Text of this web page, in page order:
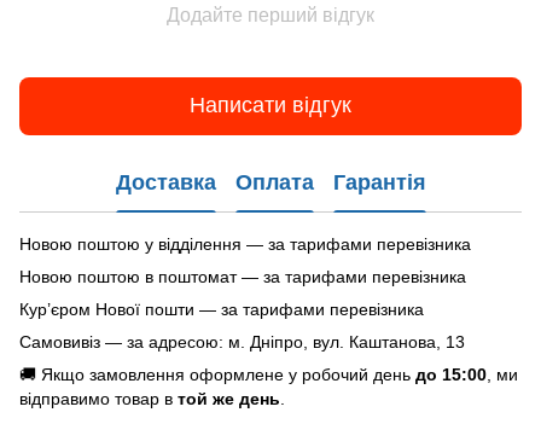
Додайте перший відгук
Написати відгук
Доставка Оплата Гарантія
Новою поштою у відділення — за тарифами перевізника
Новою поштою в поштомат — за тарифами перевізника
Кур’єром Нової пошти — за тарифами перевізника
Самовивіз — за адресою: м. Дніпро, вул. Каштанова, 13
🚚 Якщо замовлення оформлене у робочий день до 15:00 , ми
відправимо товар в той же день